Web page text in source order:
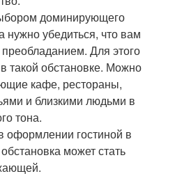
доминирующего
нужно убедиться, что вам
Для этого
такой обстановке. Можно
кафе, рестораны,
и близкими людьми в
тона.
оформлении гостиной в
может стать